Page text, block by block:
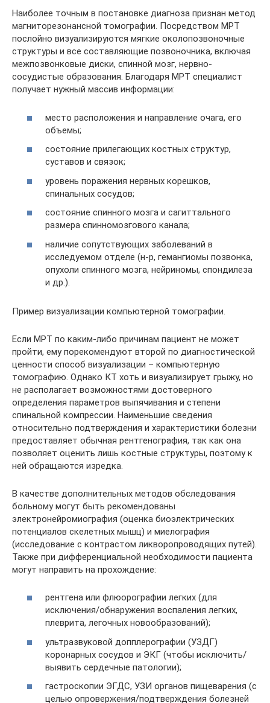
Наиболее точным в постановке диагноза признан метод
магниторезонансной томографии. Посредством МРТ
послойно визуализируются мягкие околопозвоночные
структуры и все составляющие позвоночника, включая
межпозвонковые диски, спинной мозг, нервно-
сосудистые образования. Благодаря МРТ специалист
получает нужный массив информации:
место расположения и направление очага, его
объемы;
состояние прилегающих костных структур,
суставов и связок;
уровень поражения нервных корешков,
спинальных сосудов;
состояние спинного мозга и сагиттального
размера спинномозгового канала;
наличие сопутствующих заболеваний в
исследуемом отделе (н-р, гемангиомы позвонка,
опухоли спинного мозга, нейриномы, спондилеза
и др.).
Пример визуализации компьютерной томографии.
Если МРТ по каким-либо причинам пациент не может
пройти, ему порекомендуют второй по диагностической
ценности способ визуализации – компьютерную
томографию. Однако КТ хоть и визуализирует грыжу, но
не располагает возможностями достоверного
определения параметров выпячивания и степени
спинальной компрессии. Наименьшие сведения
относительно подтверждения и характеристики болезни
предоставляет обычная рентгенография, так как она
позволяет оценить лишь костные структуры, поэтому к
ней обращаются изредка.
В качестве дополнительных методов обследования
больному могут быть рекомендованы
электронейромиография (оценка биоэлектрических
потенциалов скелетных мышц) и миелография
(исследование с контрастом ликворопроводящих путей).
Также при дифференциальной необходимости пациента
могут направить на прохождение:
рентгена или флюорографии легких (для
исключения/обнаружения воспаления легких,
плеврита, легочных новообразований);
ультразвуковой допплерографии (УЗДГ)
коронарных сосудов и ЭКГ (чтобы исключить/
выявить сердечные патологии);
гастроскопии ЭГДС, УЗИ органов пищеварения (с
целью опровержения/подтверждения болезней